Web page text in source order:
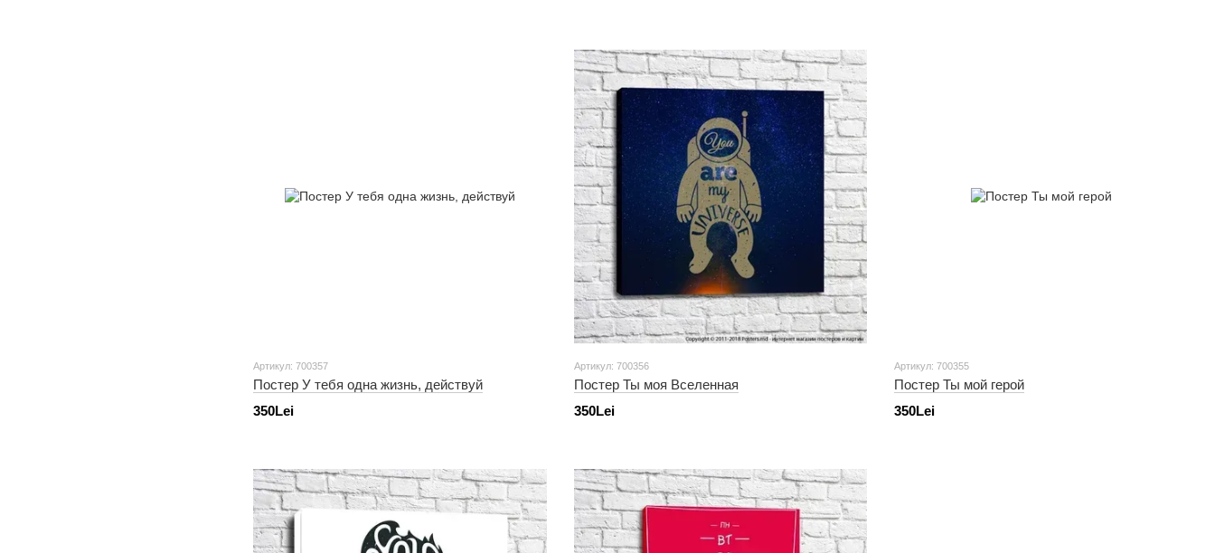
Артикул: 700357
Постер У тебя одна жизнь, действуй
350Lei
Артикул: 700356
Постер Ты моя Вселенная
350Lei
Артикул: 700355
Постер Ты мой герой
350Lei